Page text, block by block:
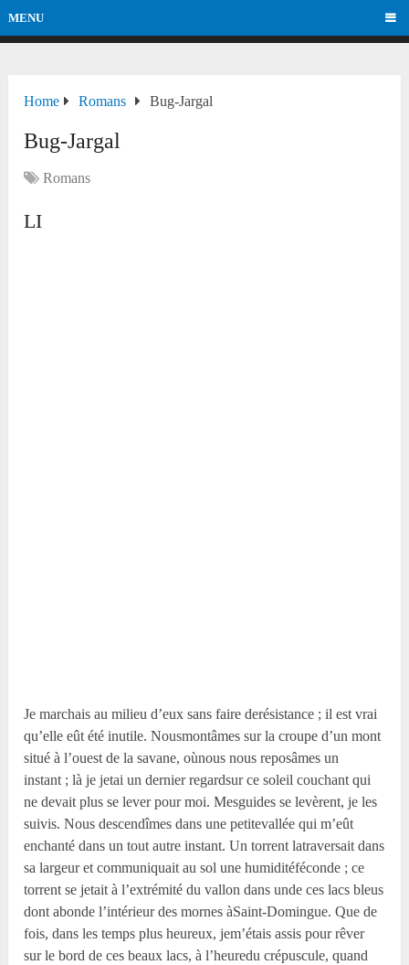
MENU
Home Romans Bug-Jargal
Bug-Jargal
Romans
LI
Je marchais au milieu d’eux sans faire derésistance ; il est vrai
qu’elle eût été inutile. Nousmontâmes sur la croupe d’un mont
situé à l’ouest de la savane, oùnous nous reposâmes un
instant ; là je jetai un dernier regardsur ce soleil couchant qui
ne devait plus se lever pour moi. Mesguides se levèrent, je les
suivis. Nous descendîmes dans une petitevallée qui m’eût
enchanté dans un tout autre instant. Un torrent latraversait dans
sa largeur et communiquait au sol une humiditéféconde ; ce
torrent se jetait à l’extrémité du vallon dans unde ces lacs bleus
dont abonde l’intérieur des mornes àSaint-Domingue. Que de
fois, dans les temps plus heureux, jem’étais assis pour rêver
sur le bord de ces beaux lacs, à l’heuredu crépuscule, quand